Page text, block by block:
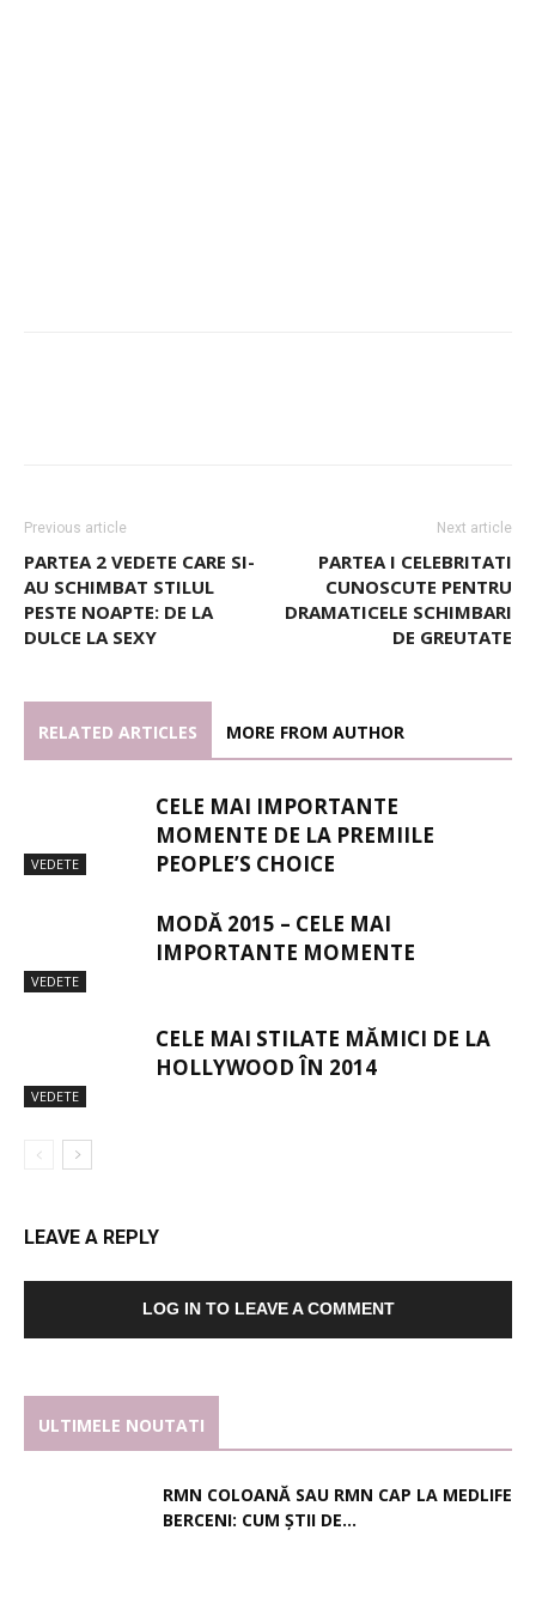
Previous article
PARTEA 2 VEDETE CARE SI-
AU SCHIMBAT STILUL
PESTE NOAPTE: DE LA
DULCE LA SEXY
Next article
PARTEA I CELEBRITATI
CUNOSCUTE PENTRU
DRAMATICELE SCHIMBARI
DE GREUTATE
RELATED ARTICLES MORE FROM AUTHOR
VEDETE
CELE MAI IMPORTANTE
MOMENTE DE LA PREMIILE
PEOPLE’S CHOICE
VEDETE
MODĂ 2015 – CELE MAI
IMPORTANTE MOMENTE
VEDETE
CELE MAI STILATE MĂMICI DE LA
HOLLYWOOD ÎN 2014
LEAVE A REPLY
LOG IN TO LEAVE A COMMENT
ULTIMELE NOUTATI
RMN COLOANĂ SAU RMN CAP LA MEDLIFE
BERCENI: CUM ȘTII DE...